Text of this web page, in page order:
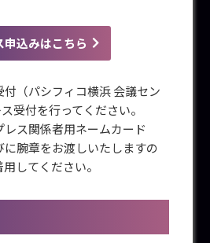
申込みはこちら
（パシフィコ横浜 会議セン
受付を行ってください。
ス関係者用ネームカード
に腕章をお渡しいたしますの
してください。